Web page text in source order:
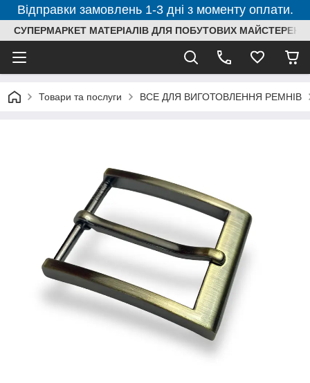
Відправки замовлень 1-3 дні з моменту оплати.
СУПЕРМАРКЕТ МАТЕРІАЛІВ ДЛЯ ПОБУТОВИХ МАЙСТЕРЕНЬ
Товари та послуги ВСЕ ДЛЯ ВИГОТОВЛЕННЯ РЕМНІВ